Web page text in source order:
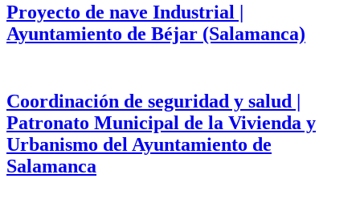
Proyecto de nave Industrial |
Ayuntamiento de Béjar (Salamanca)
Coordinación de seguridad y salud |
Patronato Municipal de la Vivienda y
Urbanismo del Ayuntamiento de
Salamanca